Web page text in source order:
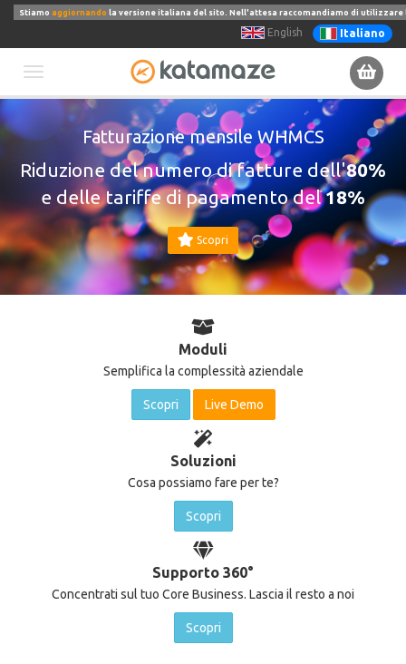
Stiamoaggiornando la versione italiana del sito. Nell'attesa raccomandiamo di utilizzare
English Italiano
navigationFatturazione mensile WHMCS
Riduzione del numero di fatture dell'80%
e delle tariffe di pagamento del18%
Scopri
Moduli
Semplifica la complessità aziendale
Scopri Live Demo
Soluzioni
Cosa possiamo fare per te?
Scopri
Supporto 360°
Concentrati sul tuo Core Business. Lascia il resto a noi
Scopri